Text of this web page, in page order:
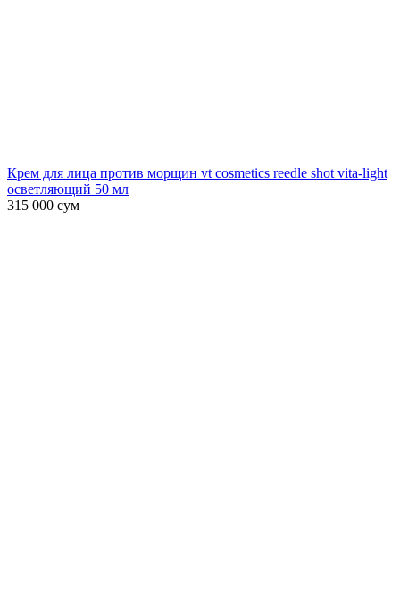
Крем для лица против морщин vt cosmetics reedle shot vita-light
осветляющий 50 мл
315 000 сум